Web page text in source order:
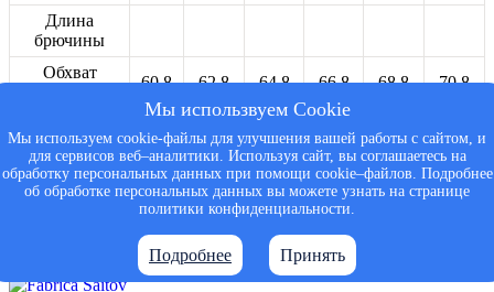
Длина
брючины
Обхват
60,8 62,8 64,8 66,8 68,8 70,8
бедер
Вес
Политика конфиденциальности
Мы использвуем Cookie
Мы используем cookie-файлы для улучшения вашей работы с сайтом, и
для сервисов веб–аналитики. Используя сайт, вы соглашаетесь на
обработку персональных данных при помощи cookie–файлов. Подробнее
об обработке персональных данных вы можете узнать на странице
политики конфиденциальности.
Подробнее Принять